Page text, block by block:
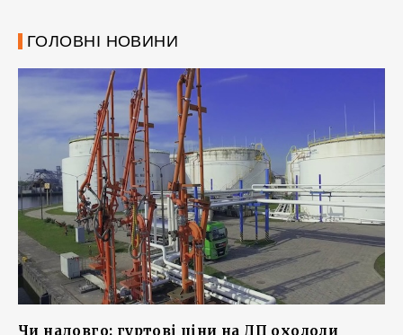
ГОЛОВНІ НОВИНИ
Чи надовго: гуртові ціни на ДП охололи